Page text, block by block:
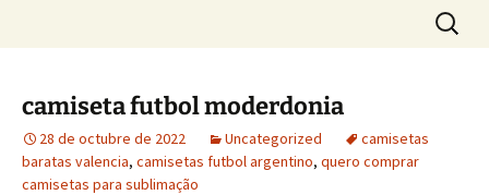
Buscar:
camiseta futbol moderdonia
28 de octubre de 2022 Uncategorized
camisetas
baratas valencia, camisetas futbol argentino, quero comprar
camisetas para sublimação